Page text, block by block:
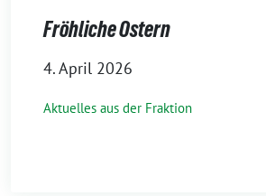
Fröhliche Ostern
4. April 2026
Aktuelles aus der Fraktion